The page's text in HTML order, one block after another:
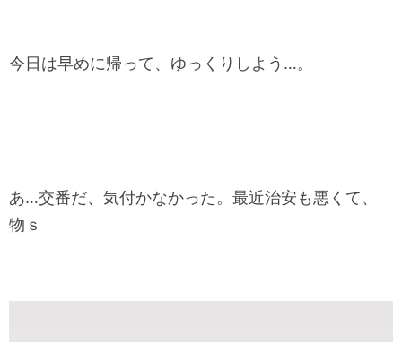
今日は早めに帰って、ゆっくりしよう…。
あ…交番だ、気付かなかった。最近治安も悪くて、
物ｓ